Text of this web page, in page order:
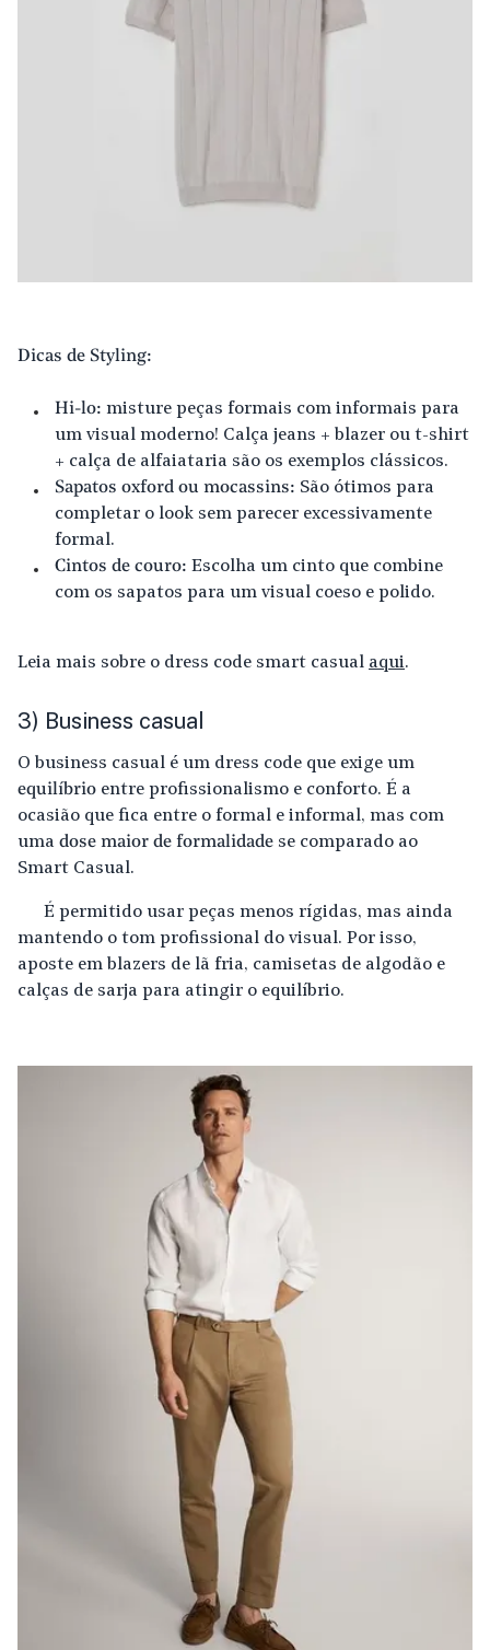
Dicas de Styling:
Hi-lo: misture peças formais com informais para
um visual moderno! Calça jeans + blazer ou t-shirt
+ calça de alfaiataria são os exemplos clássicos.
Sapatos oxford ou mocassins: São ótimos para
completar o look sem parecer excessivamente
formal.
Cintos de couro: Escolha um cinto que combine
com os sapatos para um visual coeso e polido.
Leia mais sobre o dress code smart casual aqui.
3) Business casual
O business casual é um dress code que exige um
equilíbrio entre profissionalismo e conforto. É a
ocasião que fica entre o formal e informal, mas com
uma dose maior de formalidade se comparado ao
Smart Casual.
É permitido usar peças menos rígidas, mas ainda
mantendo o tom profissional do visual. Por isso,
aposte em blazers de lã fria, camisetas de algodão e
calças de sarja para atingir o equilíbrio.